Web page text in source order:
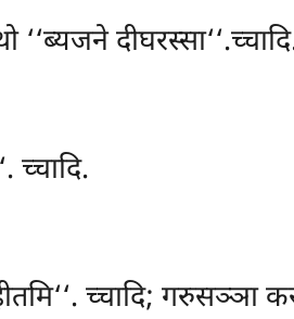
च्चादि.
च्चादि;